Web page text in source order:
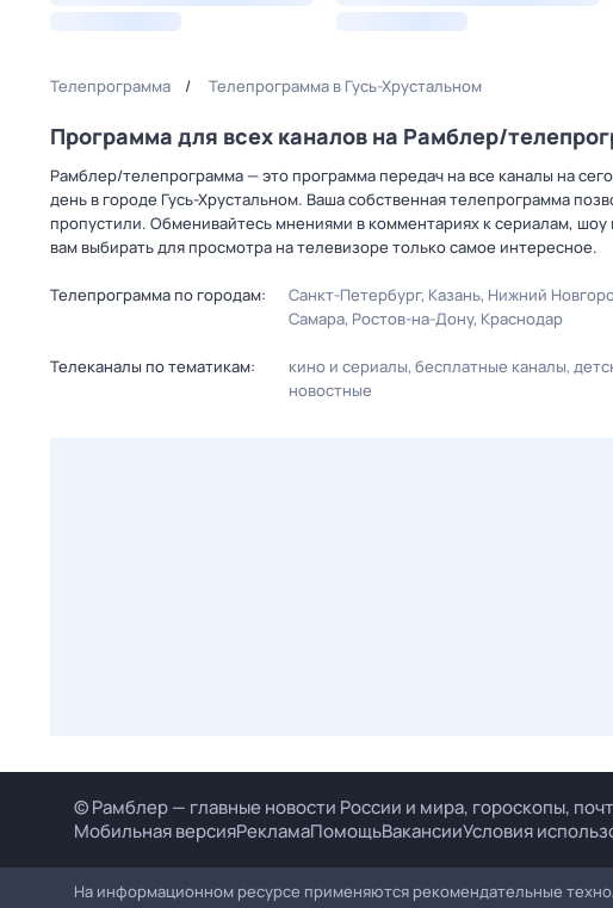
Телепрограмма Телепрограмма в Гусь-Хрустальном
Программа для всех каналов на Рамблер/
Рамблер/телепрограмма — это программа передач на все каналы на
день в городе Гусь-Хрустальном. Ваша собственная телепрограмма
пропустили. Обменивайтесь мнениями в комментариях к сериалам,
вам выбирать для просмотра на телевизоре только самое интересное.
Телепрограмма по городам: Санкт-Петербург Казань Нижний
Самара Ростов-на-Дону Краснодар
Телеканалы по тематикам: кино и сериалы бесплатные каналы
новостные
© Рамблер — главные новости России и мира, гороскопы,
Мобильная версияРекламаПомощьВакансииУсловия
На информационном ресурсе применяются рекомендательные